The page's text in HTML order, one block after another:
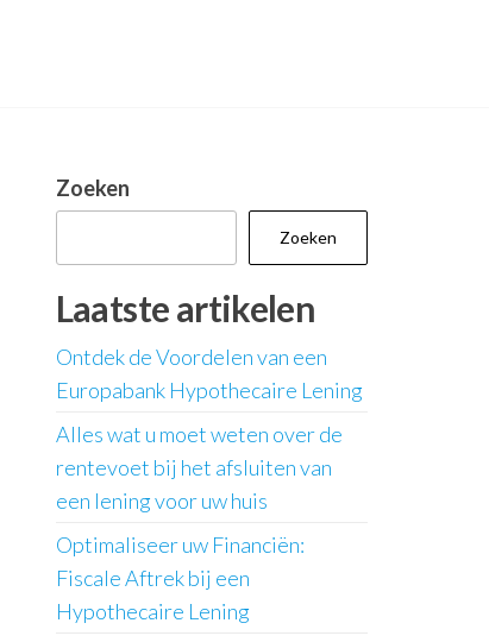
Zoeken
Zoeken
Laatste artikelen
Ontdek de Voordelen van een
Europabank Hypothecaire Lening
Alles wat u moet weten over de
rentevoet bij het afsluiten van
een lening voor uw huis
Optimaliseer uw Financiën:
Fiscale Aftrek bij een
Hypothecaire Lening